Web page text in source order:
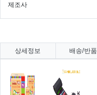
제조사
상세정보 배송/반품